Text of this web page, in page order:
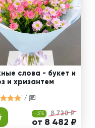
слова - букет и
и хризантем
17
-3% 8 720 ₽
от 8 482 ₽